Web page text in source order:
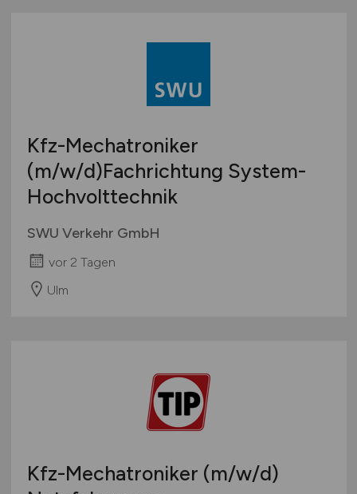
Kfz-Mechatroniker
(m/w/d)Fachrichtung System-
Hochvolttechnik
SWU Verkehr GmbH
vor 2 Tagen
Ulm
Kfz-Mechatroniker (m/w/d)